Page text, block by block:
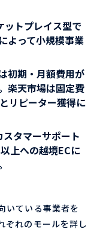
トプレイス型で
よって小規模事業
初期・月額費用が
楽天市場は固定費
リピーター獲得に
タマーサポート
上への越境ECに
いている事業者を
ぞれのモールを詳し